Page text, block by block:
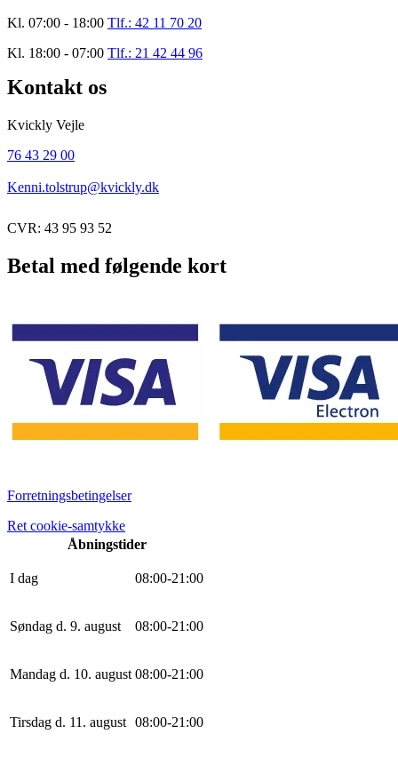
Kl. 07:00 - 18:00 Tlf.: 42 11 70 20
Kl. 18:00 - 07:00 Tlf.: 21 42 44 96
Kontakt os
Kvickly Vejle
76 43 29 00
Kenni.tolstrup@kvickly.dk
CVR: 43 95 93 52
Betal med følgende kort
Forretningsbetingelser
Ret cookie-samtykke
Åbningstider
I dag 08:00-21 :00
Søndag d. 9. august 08:00-21 :00
Mandag d. 10. august 08:00-21 :00
Tirsdag d. 11. august 08:00-21 :00